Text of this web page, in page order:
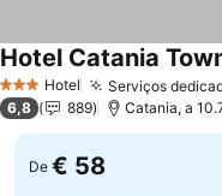
3 EstrelasHotel Serviços
Hotel Catania
6,8 889 Catania, a
De € 58